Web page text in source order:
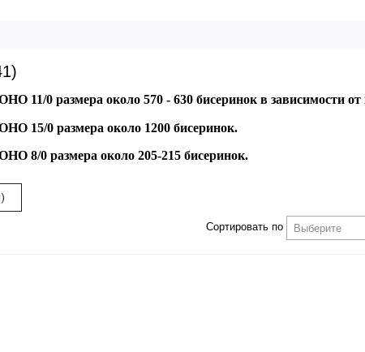
11/0 размера около 570 - 630 бисеринок в зависимости от
15/0 размера около 1200 бисеринок.
8/0 размера около 205-215 бисеринок.
Сортировать по